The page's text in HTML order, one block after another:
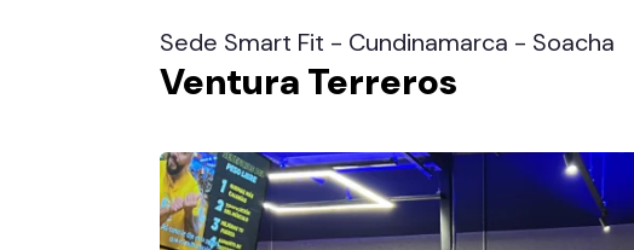
Sede Smart Fit - Cundinamarca - Soacha
Ventura Terreros